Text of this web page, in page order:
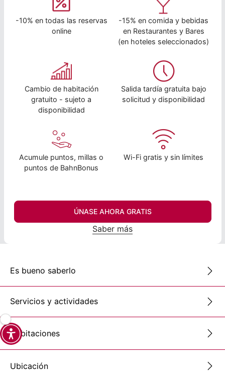
-10% en todas las reservas
online
-15% en comida y bebidas
en Restaurantes y Bares
(en hoteles seleccionados)
Cambio de habitación
gratuito - sujeto a
disponibilidad
Salida tardía gratuita bajo
solicitud y disponibilidad
Acumule puntos, millas o
puntos de BahnBonus
Wi-Fi gratis y sin límites
ÚNASE AHORA GRATIS
Saber más
Es bueno saberlo
Servicios y actividades
Habitaciones
Ubicación